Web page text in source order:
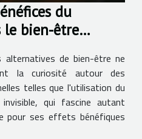
du
le bien-être
de bien-être ne
la curiosité autour des
telles que l'utilisation du
qui fascine autant
pour ses effets bénéfiques